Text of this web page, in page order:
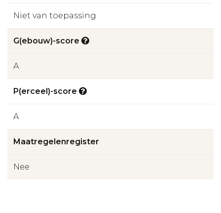
Niet van toepassing
G(ebouw)-score
A
P(erceel)-score
A
Maatregelenregister
Nee